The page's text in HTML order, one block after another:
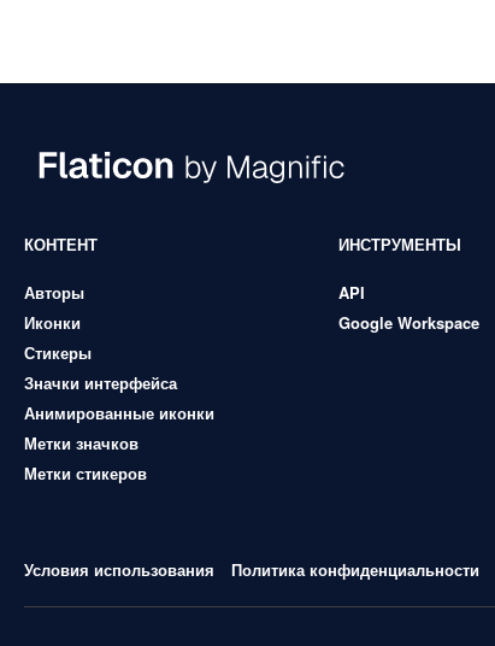
КОНТЕНТ
Авторы
Иконки
Стикеры
Значки интерфейса
Анимированные иконки
Метки значков
Метки стикеров
ИНСТРУМЕНТЫ
API
Google Workspace
Условия использования Политика конфиденциальности